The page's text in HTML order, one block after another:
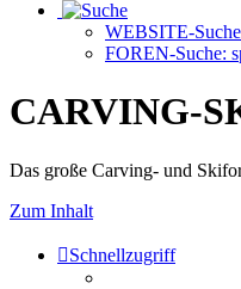
WEBSITE-
FOREN-Suche:
CARVING-
Das große Carving- und
Zum Inhalt
Schnellzugriff